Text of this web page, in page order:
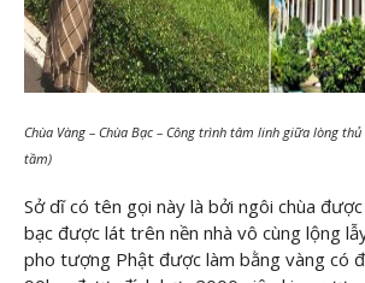
Chùa Vàng – Chùa Bạc – Công trình tâm linh giữa lòng thủ
tầm)
Sở dĩ có tên gọi này là bởi ngôi chùa
bạc được lát trên nền nhà vô cùng lộng
pho tượng Phật được làm bằng vàng có